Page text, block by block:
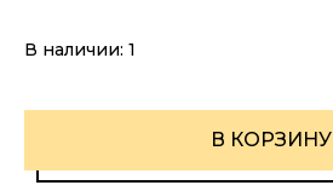
В наличии: 1
В КОРЗИНУ